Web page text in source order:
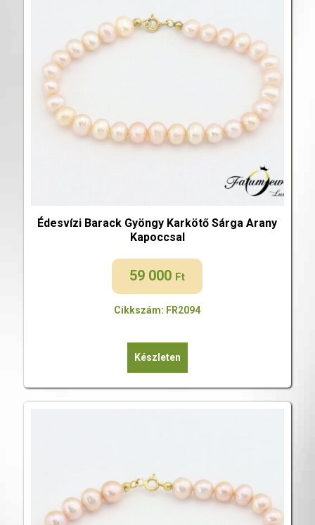
Édesvízi Barack Gyöngy Karkötő Sárga Arany
Kapoccsal
59 000 Ft
Cikkszám: FR2094
Készleten